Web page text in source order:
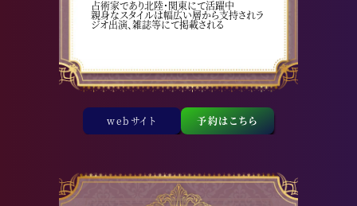
占術家であり北陸・関東にて活躍中
親身なスタイルは幅広い層から支持されラ
ジオ出演、雑誌等にて掲載される
webサイト 予約はこちら